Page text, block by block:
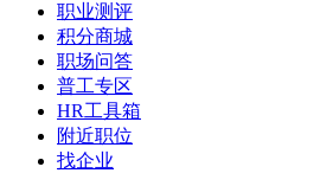
职业测评
积分商城
职场问答
普工专区
HR工具箱
附近职位
找企业